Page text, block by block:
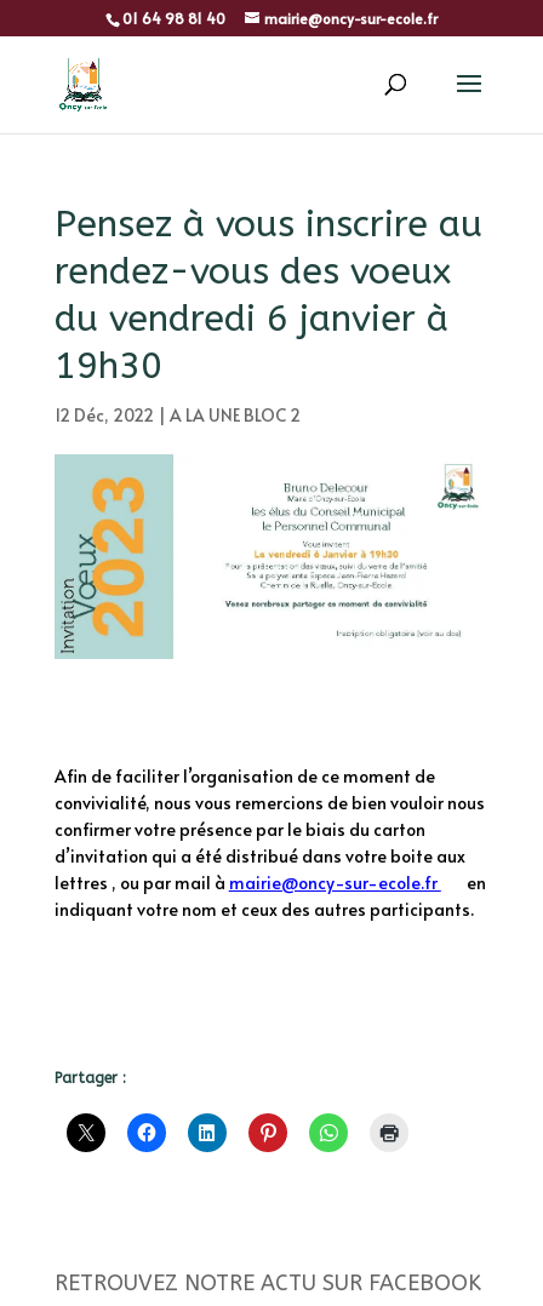
01 64 98 81 40 mairie@oncy-sur-ecole.fr
Pensez à vous inscrire au
rendez-vous des voeux
du vendredi 6 janvier à
19h30
12 Déc, 2022 | A LA UNE BLOC 2
Afin de faciliter l’organisation de ce moment de
convivialité, nous vous remercions de bien vouloir nous
confirmer votre présence par le biais du carton
d’invitation qui a été distribué dans votre boite aux
lettres , ou par mail à mairie@oncy-sur-ecole.fr
en
indiquant votre nom et ceux des autres participants.
Partager :
RETROUVEZ NOTRE ACTU SUR FACEBOOK